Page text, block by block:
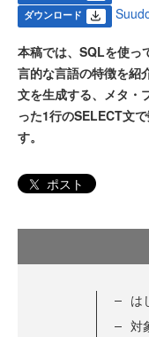
ダウンロード
本稿では、SQLを使っ
言的な言語の特徴を紹
文を生成する、メタ・
った1行のSELECT文
す。
ポスト
は
対